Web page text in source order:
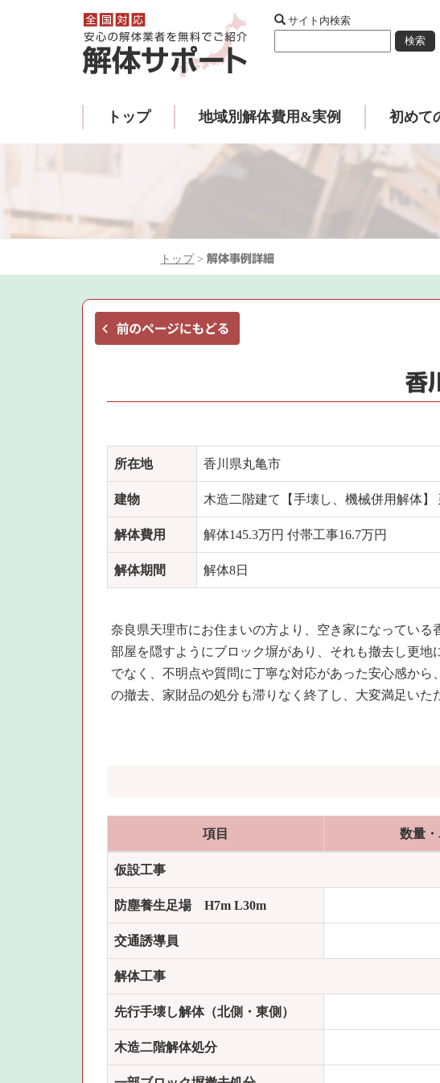
サイト内検索
トップ 地域別解体費用&実例 初めて
トップ >解体事例詳細
香
所在地 香川県丸亀市
建物 木造二階建て【手壊し、機械併用解体】
解体費用 解体145.3万円 付帯工事16.7万円
解体期間 解体8日
奈良県天理市にお住まいの方より、空き家になってい
部屋を隠すようにブロック塀があり、それも撤去し更
でなく、不明点や質問に丁寧な対応があった安心感か
の撤去、家財品の処分も滞りなく終了し、大変満足いた
項目 数量
仮設工事
防塵養生足場 H7m L30m
交通誘導員
解体工事
先行手壊し解体（北側・東側）
木造二階解体処分